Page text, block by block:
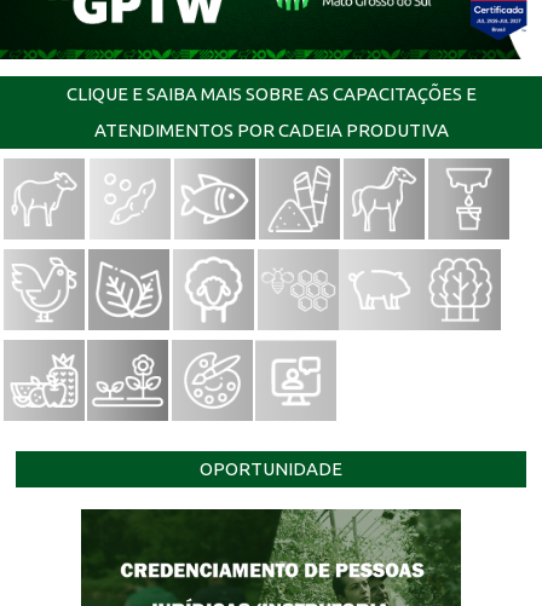
CLIQUE E SAIBA MAIS SOBRE AS CAPACITAÇÕES E
ATENDIMENTOS POR CADEIA PRODUTIVA
OPORTUNIDADE